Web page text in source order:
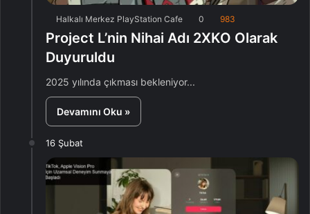
Halkalı Merkez PlayStation Cafe 0 983
Project L’nin Nihai Adı 2XKO Olarak
Duyuruldu
2025 yılında çıkması bekleniyor...
Devamını Oku »
16 Şubat